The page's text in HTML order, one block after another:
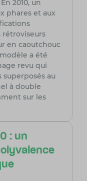
2010, un
phares et aux
en caoutchouc
a été
revu qui
au
à double
sur les
: un